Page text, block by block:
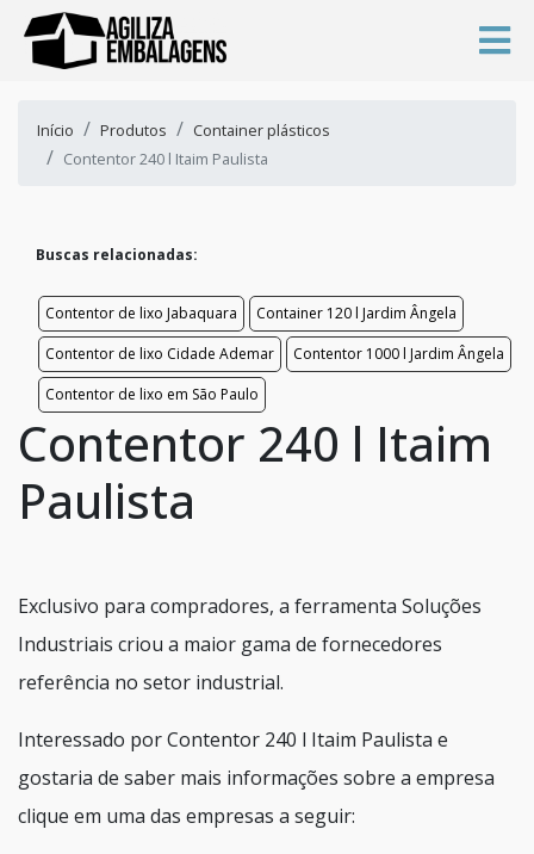
Início Produtos
Container plásticos
Contentor 240 l Itaim Paulista
Buscas relacionadas:
Contentor de lixo Jabaquara
Container 120 l Jardim Ângela
Contentor de lixo Cidade Ademar
Contentor 1000 l Jardim Ângela
Contentor de lixo em São Paulo
Contentor 240 l Itaim
Paulista
Exclusivo para compradores, a ferramenta Soluções
Industriais criou a maior gama de fornecedores
referência no setor industrial.
Interessado por Contentor 240 l Itaim Paulista e
gostaria de saber mais informações sobre a empresa
clique em uma das empresas a seguir: